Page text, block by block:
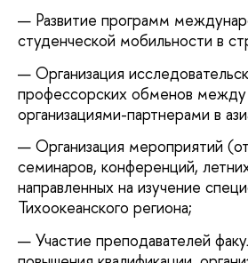
Развитие программ
студенческой мобильности в
Организация
профессорских обменов
организациями-партнерами в
Организация мероприятий
семинаров, конференций,
направленных на изучение
Тихоокеанского региона;
Участие преподавателей